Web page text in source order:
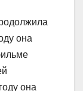
она
она